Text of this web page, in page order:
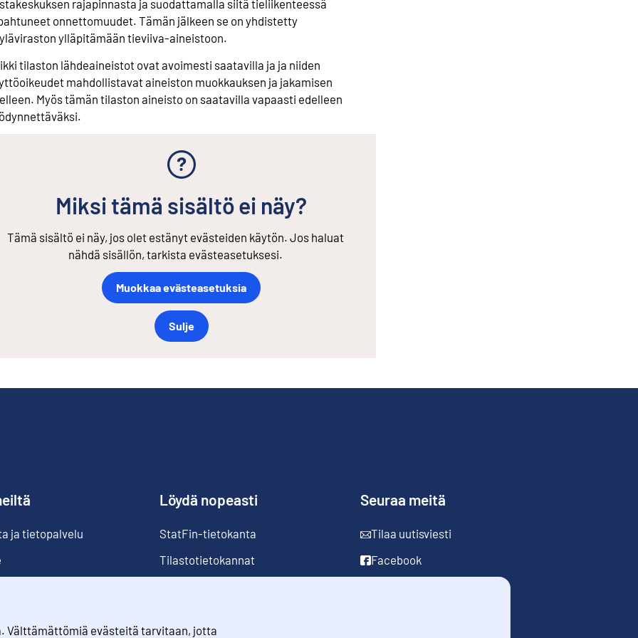
Välttämättömiä evästeitä tarvitaan, jotta
rajapinnasta ja suodattamalla siitä tieliikenteessä
onnettomuudet. Tämän jälkeen se on yhdistetty
ylläpitämään tieviiva-aineistoon.
tilaston lähdeaineistot ovat avoimesti saatavilla ja ja niiden
mahdollistavat aineiston muokkauksen ja jakamisen
Myös tämän tilaston aineisto on saatavilla vapaasti edelleen
Miksi tämä sisältö ei näy?
Tämä sisältö ei näy, jos olet estänyt evästeiden käytön. Jos haluat
nähdä sisällön, tarkista evästeasetuksesi.
Muokkaa evästeasetuksia
Sulje
ja tietopalvelu
Löydä nopeasti
StatFin-tietokanta
Tilastotietokannat
Seuraa meitä
Tilaa uutisviesti
Facebook